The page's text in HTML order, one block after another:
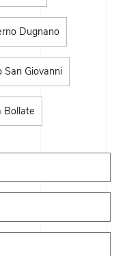
Dugnano
San Giovanni
Bollate